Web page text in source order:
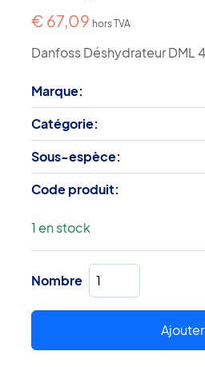
€ 67,09 hors TVA
Danfoss Déshydrateur DML
Marque:
Catégorie:
Sous-espèce:
Code produit:
1 en stock
Nombre quantité
de
Déshydrateur
415